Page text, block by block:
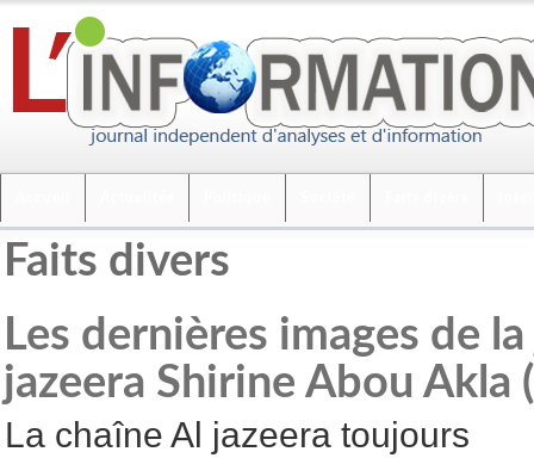
Faits divers
Les dernières images de
jazeera Shirine Abou Akla
La chaîne Al jazeera toujours